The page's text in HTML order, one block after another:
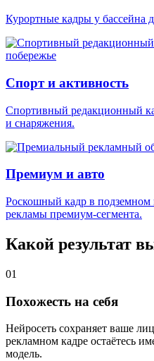
Курортные кадры у бассейна
Спорт и активность
Спортивный редакционный
и снаряжения.
Премиум и авто
Роскошный кадр в подземном
рекламы премиум-сегмента.
Какой результат
01
Похожесть на себя
Нейросеть сохраняет ваше
рекламном кадре остаётесь
модель.